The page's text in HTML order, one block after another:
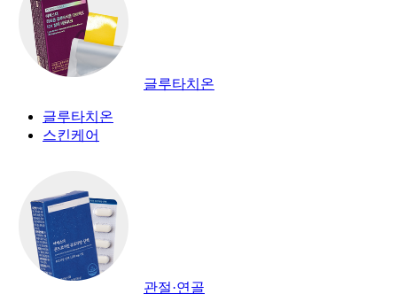
글루타치온
글루타치온
스킨케어
관절·연골